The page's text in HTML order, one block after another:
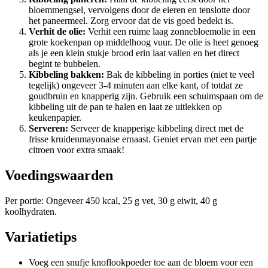
bloemmengsel, vervolgens door de eieren en tenslotte door
het paneermeel. Zorg ervoor dat de vis goed bedekt is.
Verhit de olie: Verhit een ruime laag zonnebloemolie in een
grote koekenpan op middelhoog vuur. De olie is heet genoeg
als je een klein stukje brood erin laat vallen en het direct
begint te bubbelen.
Kibbeling bakken: Bak de kibbeling in porties (niet te veel
tegelijk) ongeveer 3-4 minuten aan elke kant, of totdat ze
goudbruin en knapperig zijn. Gebruik een schuimspaan om de
kibbeling uit de pan te halen en laat ze uitlekken op
keukenpapier.
Serveren: Serveer de knapperige kibbeling direct met de
frisse kruidenmayonaise ernaast. Geniet ervan met een partje
citroen voor extra smaak!
Voedingswaarden
Per portie: Ongeveer 450 kcal, 25 g vet, 30 g eiwit, 40 g
koolhydraten.
Variatietips
Voeg een snufje knoflookpoeder toe aan de bloem voor een